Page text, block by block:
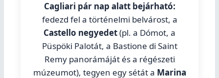
Cagliari pár nap alatt bejárható:
fedezd fel a történelmi belvárost, a
Castello negyedet(pl. a Dómot, a
Püspöki Palotát, a Bastione di Saint
Remy panorámáját és a régészeti
múzeumot), tegyen egy sétát a Marina